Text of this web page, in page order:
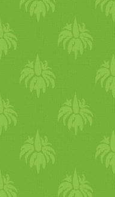
pépet.
is,
lehet.
ismerős
tüneti